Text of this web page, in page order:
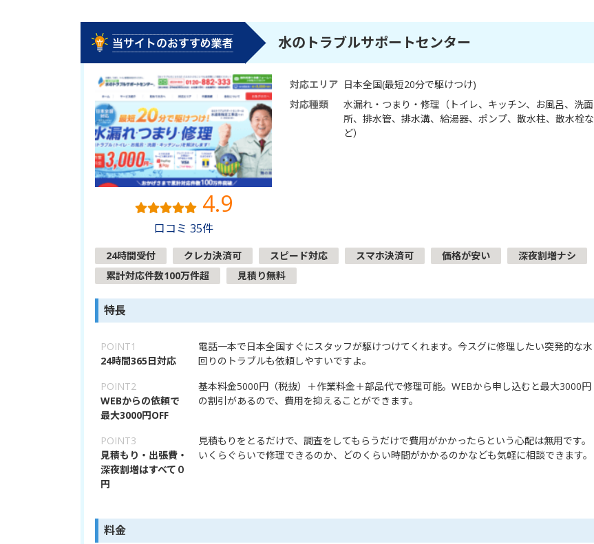
水のトラブルサポートセンター
4.9
口コミ 35件
対応エリア 日本全国(最短20分で駆けつけ)
対応種類
水漏れ・つまり・修理（トイレ、キッチン、お風呂、洗面
所、排水管、排水溝、給湯器、ポンプ、散水柱、散水栓な
ど）
24時間受付 クレカ決済可 スピード対応 スマホ決済可 価格が安い
深夜割増ナシ
累計対応件数100万件超
見積り無料
特長
POINT1
24時間365日対応
電話一本で日本全国すぐにスタッフが駆けつけてくれます。今スグに修理したい突発的な水
回りのトラブルも依頼しやすいですよ。
POINT2
WEBからの依頼で
最大3000円OFF
基本料金5000円（税抜）＋作業料金＋部品代で修理可能。WEBから申し込むと最大3000円
の割引があるので、費用を抑えることができます。
POINT3
見積もり・出張費・
深夜割増はすべて０
円
見積もりをとるだけで、調査をしてもらうだけで費用がかかったらという心配は無用です。
いくらぐらいで修理できるのか、どのくらい時間がかかるのかなども気軽に相談できます。
料金